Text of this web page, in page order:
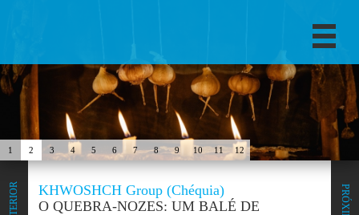
1 2 3 4 5 6 7 8 9 10 11 12
KHWOSHCH Group (Chéquia)
O QUEBRA-NOZES: UM BALÉ DE